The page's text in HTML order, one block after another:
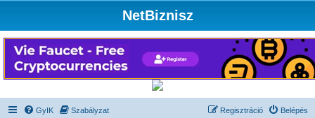
NetBiznisz
GyIK Szabályzat Belépés
Regisztráció